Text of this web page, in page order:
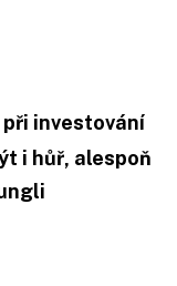
investování
i hůř, alespoň